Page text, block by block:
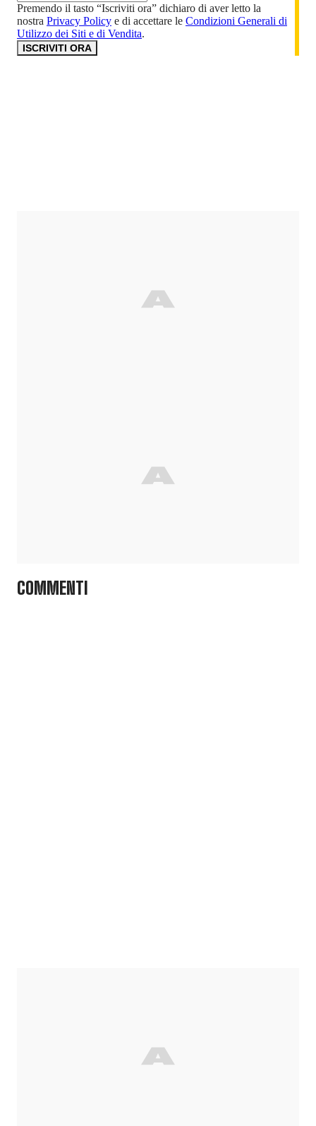
Premendo il tasto “Iscriviti ora” dichiaro di aver letto la
nostra Privacy Policy e di accettare le Condizioni Generali di
Utilizzo dei Siti e di Vendita.
ISCRIVITI ORA
COMMENTI